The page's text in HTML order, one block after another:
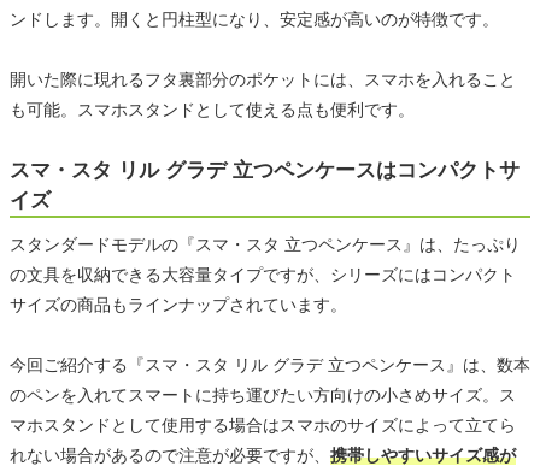
ンドします。開くと円柱型になり、安定感が高いのが特徴です。
開いた際に現れるフタ裏部分のポケットには、スマホを入れること
も可能。スマホスタンドとして使える点も便利です。
スマ・スタ リル グラデ 立つペンケースはコンパクトサ
イズ
スタンダードモデルの『スマ・スタ 立つペンケース』は、たっぷり
の文具を収納できる大容量タイプですが、シリーズにはコンパクト
サイズの商品もラインナップされています。
今回ご紹介する『スマ・スタ リル グラデ 立つペンケース』は、数本
のペンを入れてスマートに持ち運びたい方向けの小さめサイズ。ス
マホスタンドとして使用する場合はスマホのサイズによって立てら
れない場合があるので注意が必要ですが、 携帯しやすいサイズ感が